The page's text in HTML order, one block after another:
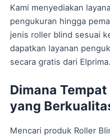
Kami menyediakan
pengukuran hingga
jenis roller blind sesuai
dapatkan layanan
secara gratis dari Elprima.
Dimana
yang
Mencari produk Roller